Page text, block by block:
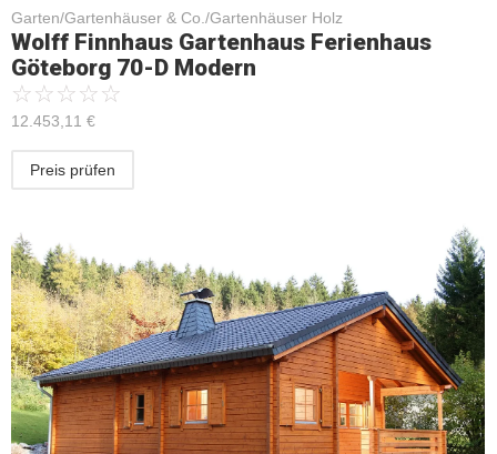
Garten/Gartenhäuser & Co./Gartenhäuser Holz
Wolff Finnhaus Gartenhaus Ferienhaus
Göteborg 70-D Modern
☆☆☆☆☆
12.453,11 €
Preis prüfen